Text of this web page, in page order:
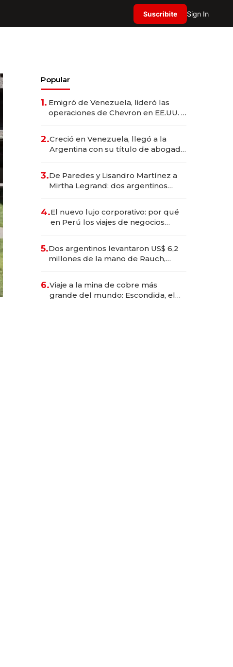
Suscribite Sign In
Popular
1. Emigró de Venezuela, lideró las
operaciones de Chevron en EE.UU. y
2.Creció en Venezuela, llegó a la
Argentina con su título de abogado
marcas "fast premium"
3.De Paredes y Lisandro Martínez a
Mirtha Legrand: dos argentinos
4.El nuevo lujo corporativo: por qué
en Perú los viajes de negocios
transformadoras
5.Dos argentinos levantaron US$ 6,2
millones de la mano de Rauch,
6.Viaje a la mina de cobre más
grande del mundo: Escondida, el